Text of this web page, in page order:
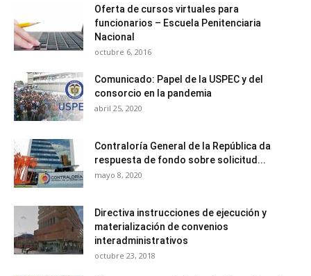
Oferta de cursos virtuales para
funcionarios – Escuela Penitenciaria
Nacional
octubre 6, 2016
Comunicado: Papel de la USPEC y del
consorcio en la pandemia
abril 25, 2020
Contraloría General de la República da
respuesta de fondo sobre solicitud...
mayo 8, 2020
Directiva instrucciones de ejecución y
materialización de convenios
interadministrativos
octubre 23, 2018